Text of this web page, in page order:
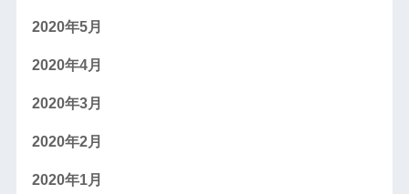
2020年5月
2020年4月
2020年3月
2020年2月
2020年1月